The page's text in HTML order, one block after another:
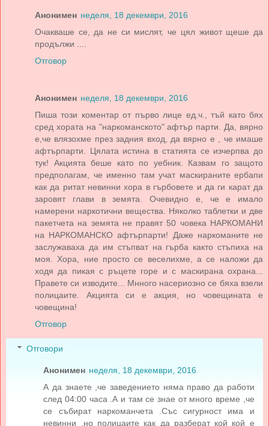
Анонимен неделя, 18 декември, 2016
Очакваше се, да не си мислят, че цял живот щеше да
продължи ....
Отговор
Анонимен неделя, 18 декември, 2016
Пиша този коментар от първо лице ед.ч., тъй като бях
сред хората на "наркоманското" афтър парти. Да, вярно
е,че влязохме през задния вход, да вярно е , че имаше
афтърпарти. Цялата истина в статията се изчерпва до
тук! Акцията беше като по уебник. Казвам го защото
предполагам, че именно там учат маскираните ербапи
как да ритат невинни хора в гърбовете и да ги карат да
заровят глави в земята. Очевидно е, че е имало
намерени наркотични вещества. Няколко таблетки и две
пакетчета на земята не правят 50 човека НАРКОМАНИ
на НАРКОМАНСКО афтърпарти! Даже наркоманите не
заслужаваха да им стъпват на гърба както стъпиха на
моя. Хора, ние просто се веселихме, а се наложи да
ходя да пикая с ръцете горе и с маскирана охрана...
Правете си изводите... Мнного насериозно се бяха взели
полицаите. Акцията си е акция, но човещината е
човещина!
Отговор
Отговори
Анонимен неделя, 18 декември, 2016
А да знаете ,че заведението няма право да работи
след 04:00 часа .А и там се знае от много време ,че
се събират наркоманчета .Със сигурност има и
невинни ,но полицаите как да разберат кой кой е